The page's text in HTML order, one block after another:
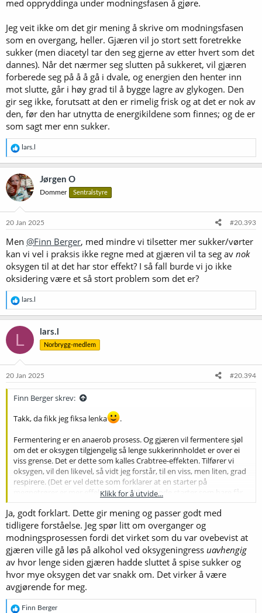
med oppryddinga under modningsfasen å gjøre.
Jeg veit ikke om det gir mening å skrive om modningsfasen
som en overgang, heller. Gjæren vil jo stort sett foretrekke
sukker (men diacetyl tar den seg gjerne av etter hvert som det
dannes). Når det nærmer seg slutten på sukkeret, vil gjæren
forberede seg på å å gå i dvale, og energien den henter inn
mot slutte, går i høy grad til å bygge lagre av glykogen. Den
gir seg ikke, forutsatt at den er rimelig frisk og at det er nok av
den, før den har utnytta de energikildene som finnes; og de er
som sagt mer enn sukker.
R
e
a
k
s
j
o
e
:
lars.l
Jørgen O
Dommer Sentralstyre
20 Jan 2025 #20.393
Men @Finn Berger, med mindre vi tilsetter mer sukker/vørter
kan vi vel i praksis ikke regne med at gjæren vil ta seg av nok
oksygen til at det har stor effekt? I så fall burde vi jo ikke
oksidering være et så stort problem som det er?
R
e
a
k
j
o
e
lars.l
L lars.l
Norbrygg-medlem
20 Jan 2025 #20.394
Finn Berger skrev:
Takk, da fikk jeg fiksa lenka
.
Fermentering er en anaerob prosess. Og gjæren vil fermentere sjøl
om det er oksygen tilgjengelig så lenge sukkerinnholdet er over ei
viss grense. Det er dette som kalles Crabtree-effekten. Tilfører vi
oksygen, vil den likevel, så vidt jeg forstår, til en viss, men liten, grad
respirere. (Det er vel dette som forklarer at en starter på
megnetrører er mer effektiv en en tilsvarende starter som bare får
Gjæren får jo normalt ikke tilgang på oksygen i våre brygg under
modningsfasen, så fenomenet er vel bare aktuelt i forbindelse med
startere på magnetrører, der vi hele tida tilfører oksygen. Det
fremmer nok ikke de egenskapene ved gjæren vi er interessert i, å la
den holde på med dette, hvilket er en grunn til å ikke la starteren stå
og spinne etter at det er slutt på det gjærbare sukkeret. Men det har
altså ikke noe med oppryddinga under modningsfasen å gjøre.
Jeg veit ikke om det gir mening å skrive om modningsfasen som en
Klikk for å utvide...
Ja, godt forklart. Dette gir mening og passer godt med
tidligere forståelse. Jeg spør litt om overganger og
modningsprosessen fordi det virket som du var ovebevist at
gjæren ville gå løs på alkohol ved oksygeningress uavhengig
av hvor lenge siden gjæren hadde sluttet å spise sukker og
hvor mye oksygen det var snakk om. Det virker å være
avgjørende for meg.
R
Finn Berger